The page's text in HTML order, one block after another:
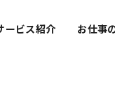
ービス紹介 お仕事